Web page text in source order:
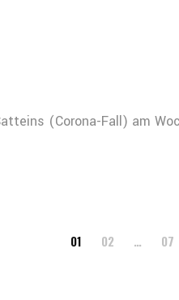
(Corona-Fall) am
01 02 … 07